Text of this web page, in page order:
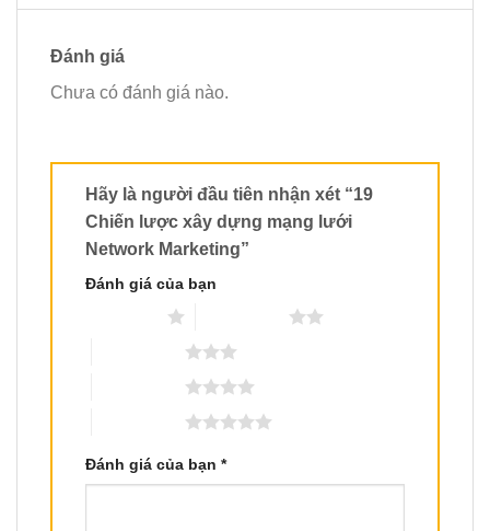
Đánh giá
Chưa có đánh giá nào.
Hãy là người đầu tiên nhận xét “19
Chiến lược xây dựng mạng lưới
Network Marketing”
Đánh giá của bạn
Đánh giá của bạn *